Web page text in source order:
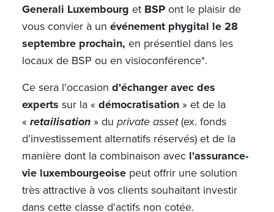
Generali Luxembourg et BSP ont le plaisir de
vous convier à un événement phygital le 28
septembre prochain, en présentiel dans les
locaux de BSP ou en visioconférence*.
Ce sera l'occasion d'échanger avec des
experts sur la « démocratisation » et de la
« retailisation » du private asset(ex. fonds
d’investissement alternatifs réservés) et de la
manière dont la combinaison avec l'assurance-
vie luxembourgeoisepeut offrir une solution
très attractive à vos clients souhaitant investir
dans cette classe d'actifs non cotée.